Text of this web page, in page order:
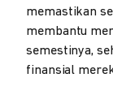
memastikan
membantu
semestinya,
finansial